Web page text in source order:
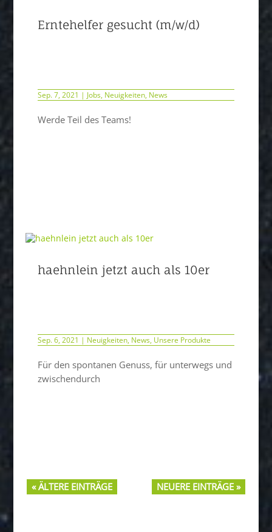
Erntehelfer gesucht (m/w/d)
Sep. 7, 2021 | Jobs, Neuigkeiten, News
Werde Teil des Teams!
haehnlein jetzt auch als 10er
Sep. 6, 2021 | Neuigkeiten, News, Unsere Produkte
Für den spontanen Genuss, für unterwegs und
zwischendurch
« ÄLTERE EINTRÄGE NEUERE EINTRÄGE »